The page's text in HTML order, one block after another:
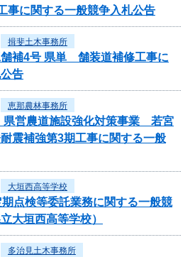
事に関する一般競争入札公告
揖斐土木事務所
舗補4号 県単 舗装道補修工事に
告
恵那農林事務所
県営農道施設強化対策事業 若宮
震補強第3期工事に関する一般
大垣西高等学校
点検等委託業務に関する一般競
大垣西高等学校）
多治見土木事務所